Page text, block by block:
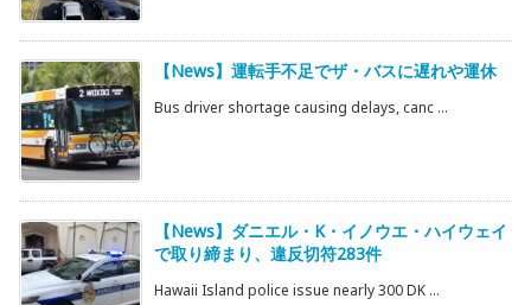
【News】運転手不足でザ・バスに遅れや運休
Bus driver shortage causing delays, canc ...
【News】ダニエル・K・イノウエ・ハイウェイ
で取り締まり、違反切符283件
Hawaii Island police issue nearly 300 DK ...